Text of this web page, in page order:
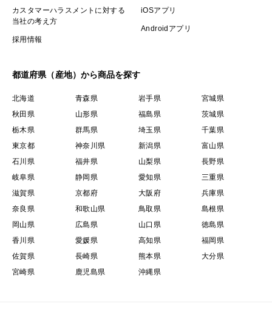
カスタマーハラスメントに対する
当社の考え方
採用情報
iOSアプリ
Androidアプリ
都道府県（産地）から商品を探す
北海道 青森県 岩手県
宮城県
秋田県
山形県 福島県
茨城県
栃木県
群馬県 埼玉県
千葉県
東京都
神奈川県 新潟県
富山県
石川県
福井県 山梨県
長野県
岐阜県
静岡県 愛知県
三重県
滋賀県
京都府 大阪府
兵庫県
奈良県
和歌山県 鳥取県
島根県
岡山県
広島県 山口県
徳島県
香川県
愛媛県 高知県
福岡県
佐賀県
長崎県 熊本県
大分県
宮崎県
鹿児島県 沖縄県